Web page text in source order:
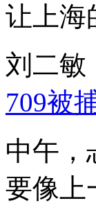
让上海
刘二敏
709被
中午，
要像上